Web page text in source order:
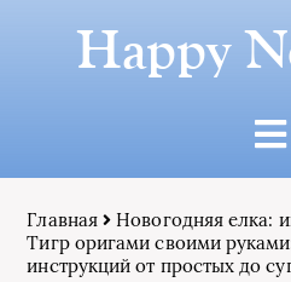
Happy
Главная
Новогодняя елка:
Тигр оригами своими
инструкций от простых до